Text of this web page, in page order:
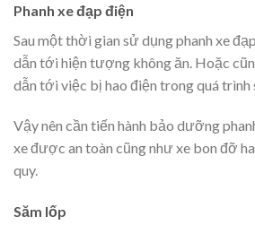
Phanh xe đạp điện
Sau một thời gian sử dụng phanh xe
dẫn tới hiện tượng không ăn. Hoặc
dẫn tới việc bị hao điện trong quá trình
Vậy nên cần tiến hành bảo dưỡng
xe được an toàn cũng như xe bon đỡ
quy.
Săm lốp